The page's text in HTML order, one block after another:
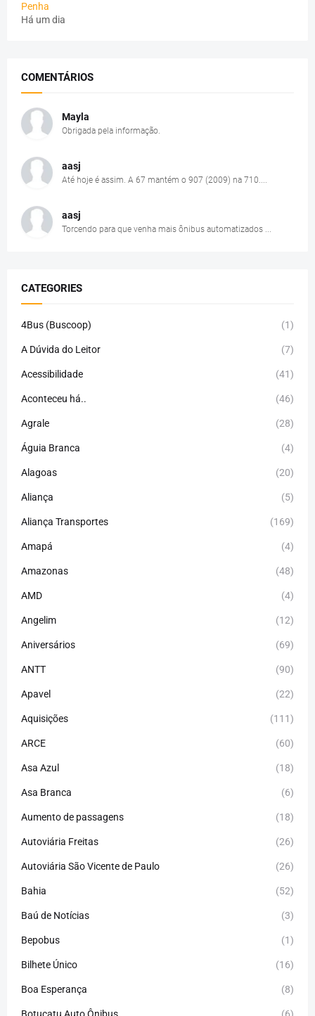
Penha
Há um dia
COMENTÁRIOS
Mayla
Obrigada pela informação.
aasj
Até hoje é assim. A 67 mantém o 907 (2009) na 710....
aasj
Torcendo para que venha mais ônibus automatizados ...
CATEGORIES
4Bus (Buscoop) (1)
A Dúvida do Leitor (7)
Acessibilidade (41)
Aconteceu há.. (46)
Agrale (28)
Águia Branca (4)
Alagoas (20)
Aliança (5)
Aliança Transportes (169)
Amapá (4)
Amazonas (48)
AMD (4)
Angelim (12)
Aniversários (69)
ANTT (90)
Apavel (22)
Aquisições (111)
ARCE (60)
Asa Azul (18)
Asa Branca (6)
Aumento de passagens (18)
Autoviária Freitas (26)
Autoviária São Vicente de Paulo (26)
Bahia (52)
Baú de Notícias (3)
Bepobus (1)
Bilhete Único (16)
Boa Esperança (8)